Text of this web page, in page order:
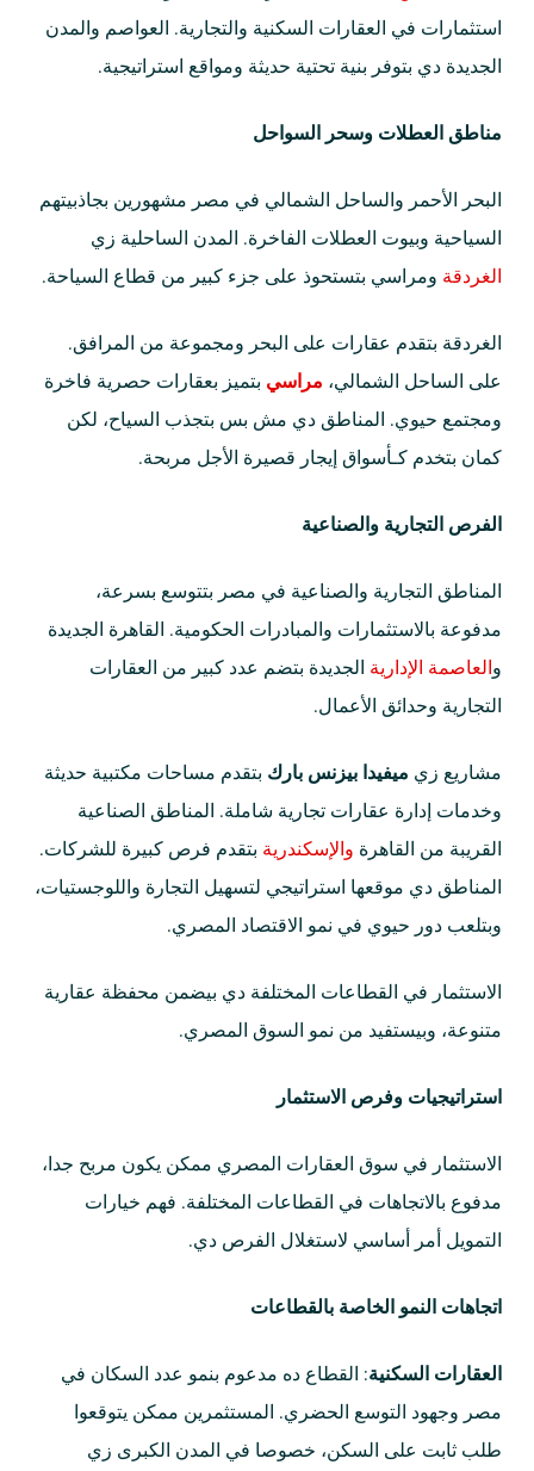
استثمارات في العقارات السكنية والتجارية. العواصم والمدن
الجديدة دي بتوفر بنية تحتية حديثة ومواقع استراتيجية.
مناطق العطلات وسحر السواحل
البحر الأحمر والساحل الشمالي في مصر مشهورين بجاذبيتهم
السياحية وبيوت العطلات الفاخرة. المدن الساحلية زي
الغردقة ومراسي بتستحوذ على جزء كبير من قطاع السياحة.
الغردقة بتقدم عقارات على البحر ومجموعة من المرافق.
على الساحل الشمالي، مراسي بتميز بعقارات حصرية فاخرة
ومجتمع حيوي. المناطق دي مش بس بتجذب السياح، لكن
كمان بتخدم كـأسواق إيجار قصيرة الأجل مربحة.
الفرص التجارية والصناعية
المناطق التجارية والصناعية في مصر بتتوسع بسرعة،
مدفوعة بالاستثمارات والمبادرات الحكومية. القاهرة الجديدة
والعاصمة الإدارية الجديدة بتضم عدد كبير من العقارات
التجارية وحدائق الأعمال.
مشاريع زي ميفيدا بيزنس بارك بتقدم مساحات مكتبية حديثة
وخدمات إدارة عقارات تجارية شاملة. المناطق الصناعية
القريبة من القاهرة والإسكندرية بتقدم فرص كبيرة للشركات.
المناطق دي موقعها استراتيجي لتسهيل التجارة واللوجستيات،
وبتلعب دور حيوي في نمو الاقتصاد المصري.
الاستثمار في القطاعات المختلفة دي بيضمن محفظة عقارية
متنوعة، وبيستفيد من نمو السوق المصري.
استراتيجيات وفرص الاستثمار
الاستثمار في سوق العقارات المصري ممكن يكون مربح جدا،
مدفوع بالاتجاهات في القطاعات المختلفة. فهم خيارات
التمويل أمر أساسي لاستغلال الفرص دي.
اتجاهات النمو الخاصة بالقطاعات
العقارات السكنية: القطاع ده مدعوم بنمو عدد السكان في
مصر وجهود التوسع الحضري. المستثمرين ممكن يتوقعوا
طلب ثابت على السكن، خصوصا في المدن الكبرى زي